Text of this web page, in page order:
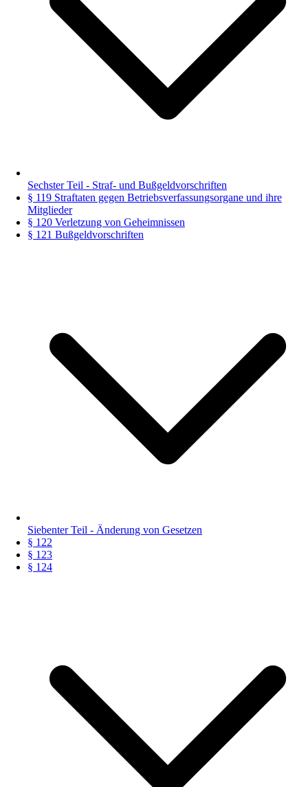
Sechster Teil - Straf- und Bußgeldvorschriften
§ 119 Straftaten gegen Betriebsverfassungsorgane und ihre
Mitglieder
§ 120 Verletzung von Geheimnissen
§ 121 Bußgeldvorschriften
Siebenter Teil - Änderung von Gesetzen
§ 122
§ 123
§ 124